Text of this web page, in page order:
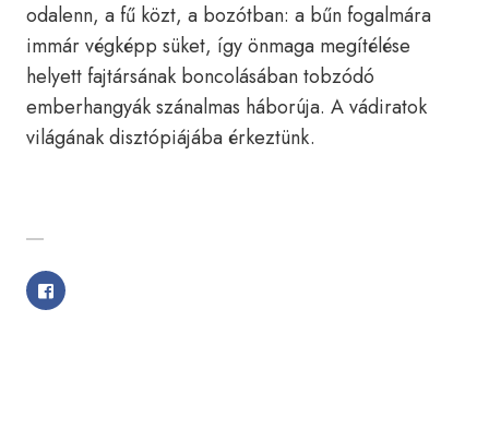
odalenn, a fű közt, a bozótban: a bűn fogalmára
immár végképp süket, így önmaga megítélése
helyett fajtársának boncolásában tobzódó
emberhangyák szánalmas háborúja. A vádiratok
világának disztópiájába érkeztünk.